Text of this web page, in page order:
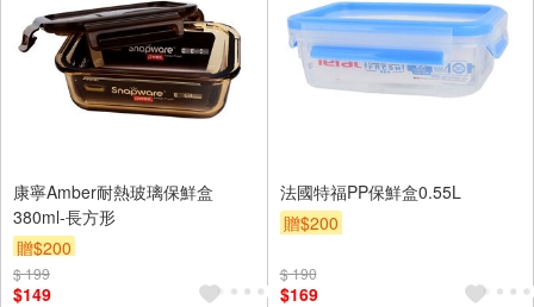
康寧Amber耐熱玻璃保鮮盒
380ml-長方形
贈$200
$ 199
$149
法國特福PP保鮮盒0.55L
贈$200
$ 190
$169